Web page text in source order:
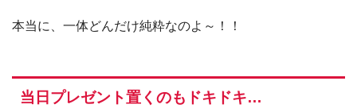
本当に、一体どんだけ純粋なのよ～！！
当日プレゼント置くのもドキドキ…